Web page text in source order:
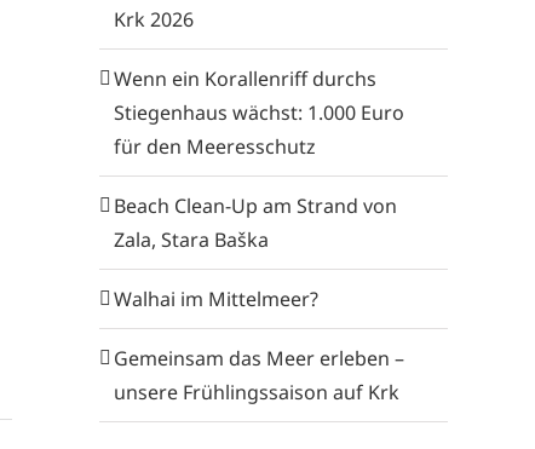
Krk 2026
Wenn ein Korallenriff durchs
Stiegenhaus wächst: 1.000 Euro
für den Meeresschutz
Beach Clean-Up am Strand von
Zala, Stara Baška
Walhai im Mittelmeer?
Gemeinsam das Meer erleben –
unsere Frühlingssaison auf Krk